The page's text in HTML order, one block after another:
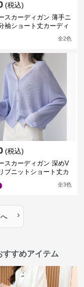
(税込)
スカーディガン 薄手ニ
袖ショート丈カーディ
全2色
(税込)
スカーディガン 深めV
ブニットショート丈カ
全3色
›
すすめアイテム